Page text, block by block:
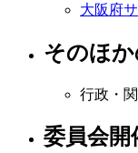
大阪府
そのほ
行政・
委員会開